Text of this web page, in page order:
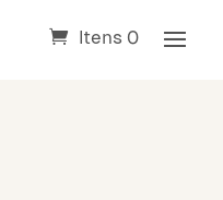
Itens 0